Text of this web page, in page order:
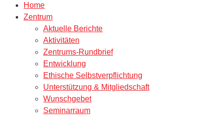
Home
Zentrum
Aktuelle Berichte
Aktivitäten
Zentrums-Rundbrief
Entwicklung
Ethische Selbstverpflichtung
Unterstützung & Mitgliedschaft
Wunschgebet
Seminarraum